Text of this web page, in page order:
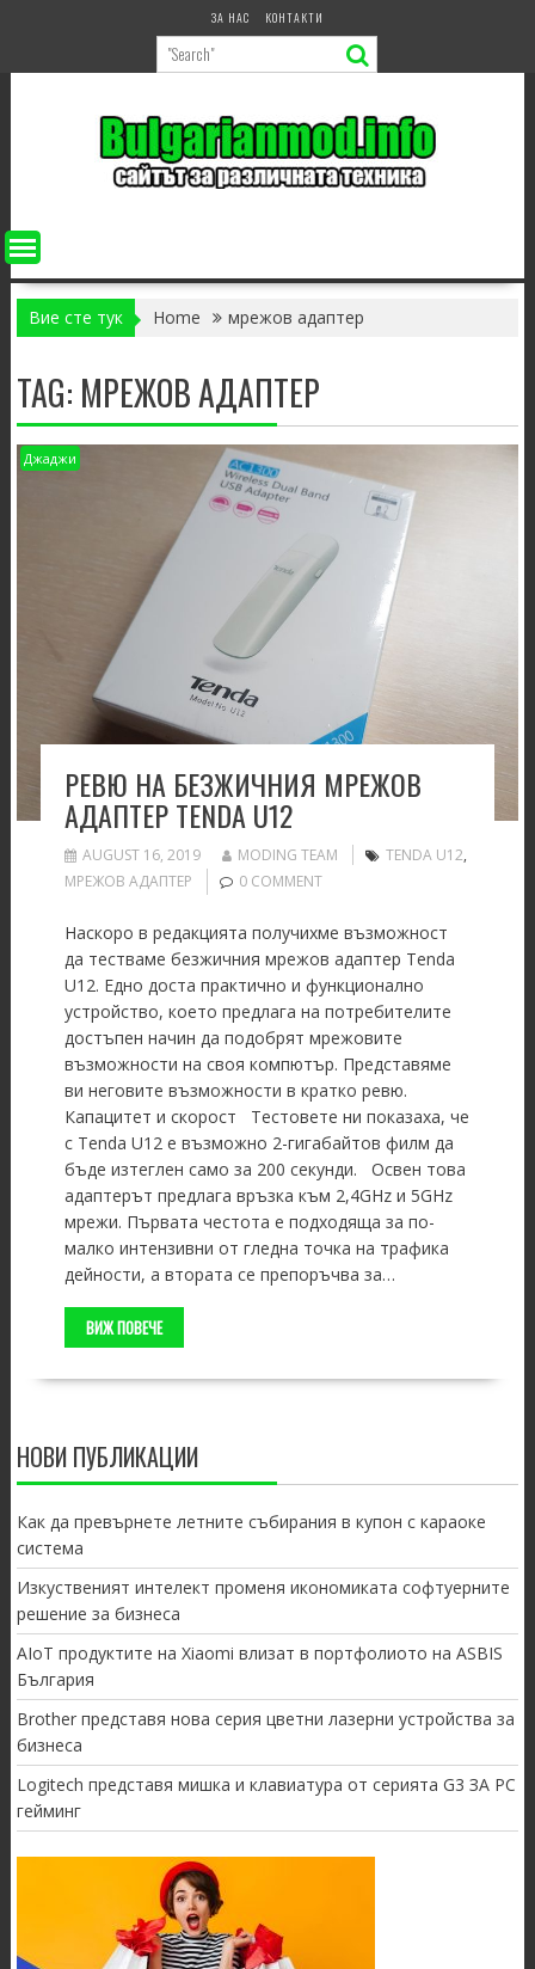
ЗА НАС КОНТАКТИ
Вие сте тук Home мрежов адаптер
TAG: МРЕЖОВ АДАПТЕР
Джаджи
РЕВЮ НА БЕЗЖИЧНИЯ МРЕЖОВ
АДАПТЕР TENDA U12
AUGUST 16, 2019 MODING TEAM TENDA U12,
МРЕЖОВ АДАПТЕР
0 COMMENT
Наскоро в редакцията получихме възможност
да тестваме безжичния мрежов адаптер Tenda
U12. Едно доста практично и функционално
устройство, което предлага на потребителите
достъпен начин да подобрят мрежовите
възможности на своя компютър. Представяме
ви неговите възможности в кратко ревю.
Капацитет и скорост Тестовете ни показаха, че
с Tenda U12 е възможно 2-гигабайтов филм да
бъде изтеглен само за 200 секунди. Освен това
адаптерът предлага връзка към 2,4GHz и 5GHz
мрежи. Първата честота е подходяща за по-
малко интензивни от гледна точка на трафика
дейности, а втората се препоръчва за…
ВИЖ ПОВЕЧЕ
НОВИ ПУБЛИКАЦИИ
Как да превърнете летните събирания в купон с караоке
система
Изкуственият интелект променя икономиката софтуерните
решение за бизнеса
AIoT продуктите на Xiaomi влизат в портфолиото на ASBIS
България
Brother представя нова серия цветни лазерни устройства за
бизнеса
Logitech представя мишка и клавиатура от серията G3 ЗА PC
гейминг